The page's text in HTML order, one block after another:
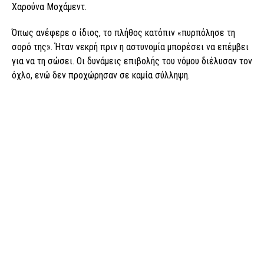
Χαρούνα Μοχάμεντ.
Όπως ανέφερε ο ίδιος, το πλήθος κατόπιν «πυρπόλησε τη
σορό της». Ήταν νεκρή πριν η αστυνομία μπορέσει να επέμβει
για να τη σώσει. Οι δυνάμεις επιβολής του νόμου διέλυσαν τον
όχλο, ενώ δεν προχώρησαν σε καμία σύλληψη.